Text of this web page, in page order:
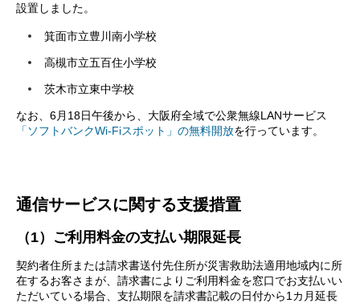
設置しました。
箕面市立豊川南小学校
高槻市立五百住小学校
茨木市立東中学校
なお、6月18日午後から、大阪府全域で公衆無線LANサービス
「ソフトバンクWi-Fiスポット」の無料開放を行っています。
通信サービスに関する支援措置
（1）ご利用料金の支払い期限延長
契約者住所または請求書送付先住所が災害救助法適用地域内に所
在するお客さまが、請求書によりご利用料金を窓口でお支払いい
ただいている場合、支払期限を請求書記載の日付から1カ月延長